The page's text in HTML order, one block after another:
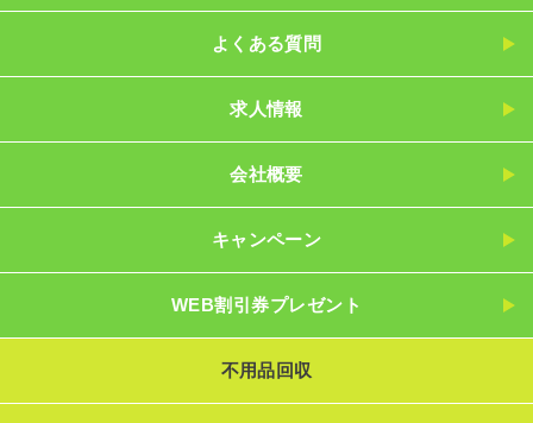
よくある質問
求人情報
会社概要
キャンペーン
WEB割引券プレゼント
不用品回収